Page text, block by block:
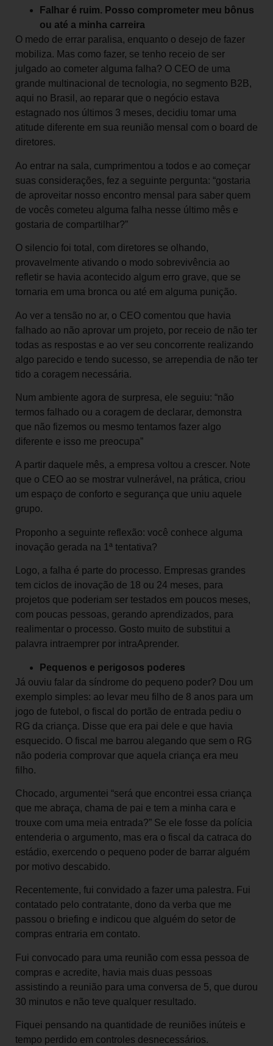
Falhar é ruim. Posso comprometer meu bônus
ou até a minha carreira
O medo de errar paralisa, enquanto o desejo de fazer
mobiliza. Mas como fazer, se tenho receio de ser
julgado ao cometer alguma falha? O CEO de uma
grande multinacional de tecnologia, no segmento B2B,
aqui no Brasil, ao reparar que o negócio estava
estagnado nos últimos 3 meses, decidiu tomar uma
atitude diferente em sua reunião mensal com o board de
diretores.
Ao entrar na sala, cumprimentou a todos e ao começar
suas considerações, fez a seguinte pergunta: “gostaria
de aproveitar nosso encontro mensal para saber quem
de vocês cometeu alguma falha nesse último mês e
gostaria de compartilhar?”
O silencio foi total, com diretores se olhando,
provavelmente ativando o modo sobrevivência ao
refletir se havia acontecido algum erro grave, que se
tornaria em uma bronca ou até em alguma punição.
Ao ver a tensão no ar, o CEO comentou que havia
falhado ao não aprovar um projeto, por receio de não ter
todas as respostas e ao ver seu concorrente realizando
algo parecido e tendo sucesso, se arrependia de não ter
tido a coragem necessária.
Num ambiente agora de surpresa, ele seguiu: “não
termos falhado ou a coragem de declarar, demonstra
que não fizemos ou mesmo tentamos fazer algo
diferente e isso me preocupa”
A partir daquele mês, a empresa voltou a crescer. Note
que o CEO ao se mostrar vulnerável, na prática, criou
um espaço de conforto e segurança que uniu aquele
grupo.
Proponho a seguinte reflexão: você conhece alguma
inovação gerada na 1ª tentativa?
Logo, a falha é parte do processo. Empresas grandes
tem ciclos de inovação de 18 ou 24 meses, para
projetos que poderiam ser testados em poucos meses,
com poucas pessoas, gerando aprendizados, para
realimentar o processo. Gosto muito de substitui a
palavra intraemprer por intraAprender.
Pequenos e perigosos poderes
Já ouviu falar da síndrome do pequeno poder? Dou um
exemplo simples: ao levar meu filho de 8 anos para um
jogo de futebol, o fiscal do portão de entrada pediu o
RG da criança. Disse que era pai dele e que havia
esquecido. O fiscal me barrou alegando que sem o RG
não poderia comprovar que aquela criança era meu
filho.
Chocado, argumentei “será que encontrei essa criança
que me abraça, chama de pai e tem a minha cara e
trouxe com uma meia entrada?” Se ele fosse da polícia
entenderia o argumento, mas era o fiscal da catraca do
estádio, exercendo o pequeno poder de barrar alguém
por motivo descabido.
Recentemente, fui convidado a fazer uma palestra. Fui
contatado pelo contratante, dono da verba que me
passou o briefing e indicou que alguém do setor de
compras entraria em contato.
Fui convocado para uma reunião com essa pessoa de
compras e acredite, havia mais duas pessoas
assistindo a reunião para uma conversa de 5, que durou
30 minutos e não teve qualquer resultado.
Fiquei pensando na quantidade de reuniões inúteis e
tempo perdido em controles desnecessários.